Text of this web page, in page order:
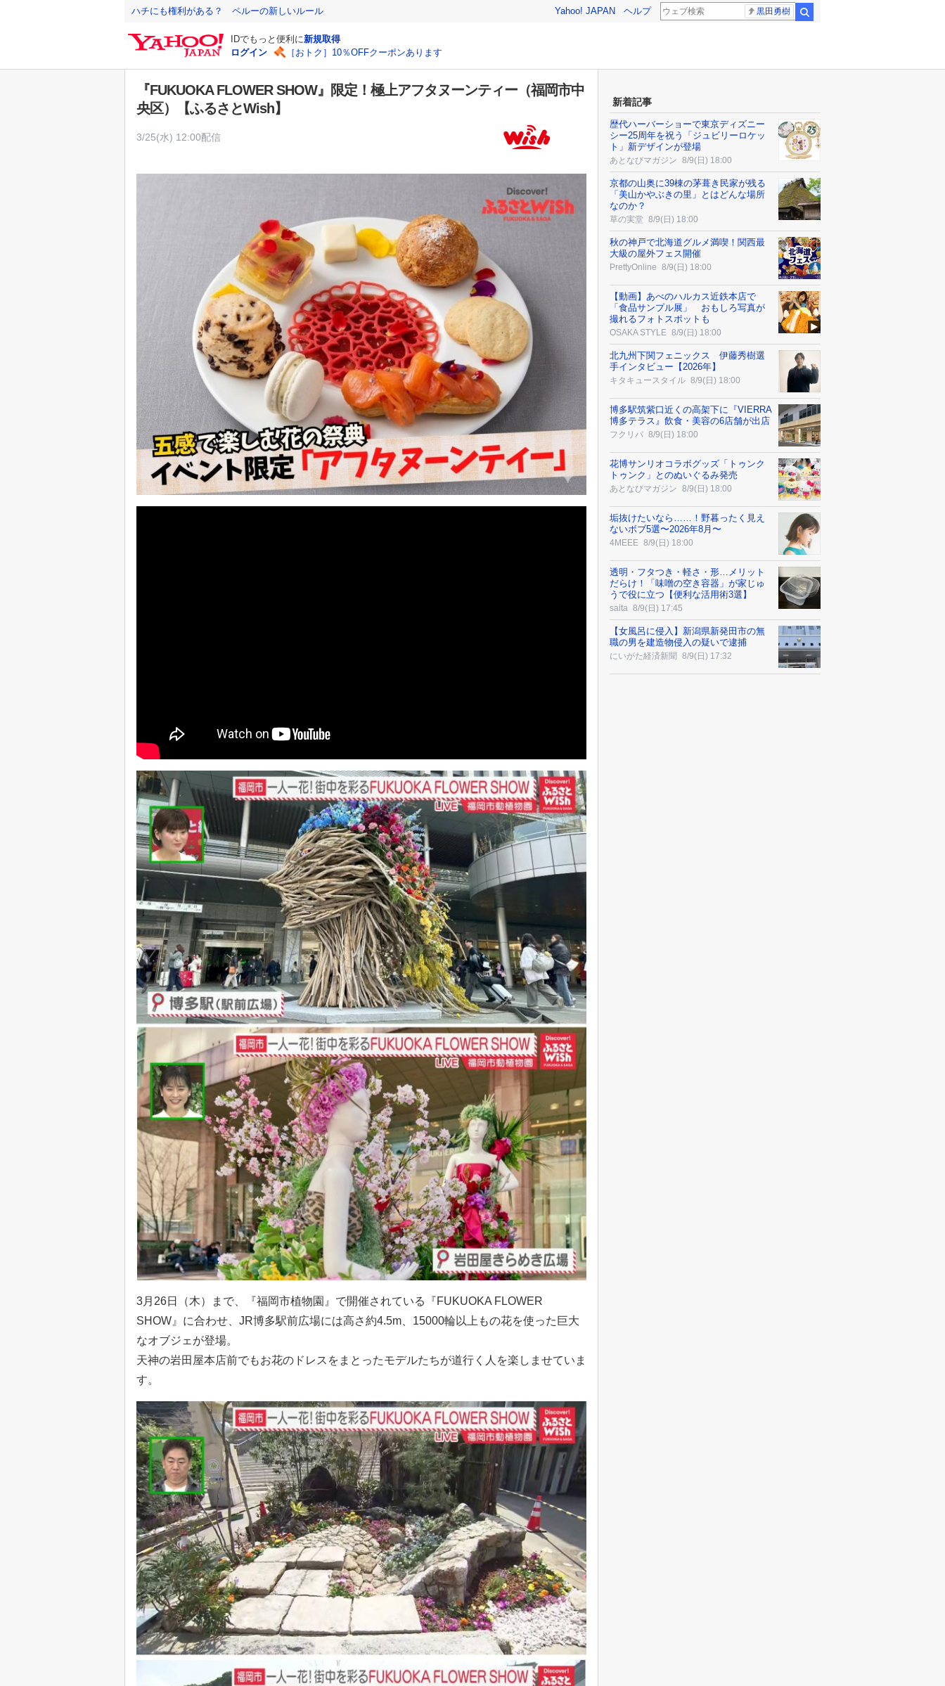
ハチにも権利がある？ ペルーの新しいルール Yahoo! JAPAN ヘルプ 黒田勇樹
IDでもっと便利に新規取得
ログイン
［おトク］10％OFFクーポンあります
『FUKUOKA FLOWER SHOW』限定！極上アフタヌーンティー（福岡市中
央区）【ふるさとWish】
3/25(水) 12:00配信
3月26日（木）まで、『福岡市植物園』で開催されている『FUKUOKA FLOWER
SHOW』に合わせ、JR博多駅前広場には高さ約4.5m、15000輪以上もの花を使った巨大
なオブジェが登場。
天神の岩田屋本店前でもお花のドレスをまとったモデルたちが道行く人を楽しませていま
す。
新着記事
歴代ハーバーショーで東京ディズニー
シー25周年を祝う「ジュビリーロケッ
ト」新デザインが登場
あとなびマガジン 8/9(日) 18:00
京都の山奥に39棟の茅葺き民家が残る
「美山かやぶきの里」とはどんな場所
なのか？
草の実堂 8/9(日) 18:00
秋の神戸で北海道グルメ満喫！関西最
大級の屋外フェス開催
PrettyOnline 8/9(日) 18:00
【動画】あべのハルカス近鉄本店で
「食品サンプル展」 おもしろ写真が
撮れるフォトスポットも
OSAKA STYLE 8/9(日) 18:00
北九州下関フェニックス 伊藤秀樹選
手インタビュー【2026年】
キタキュースタイル 8/9(日) 18:00
博多駅筑紫口近くの高架下に『VIERRA
博多テラス』飲食・美容の6店舗が出店
フクリパ 8/9(日) 18:00
花博サンリオコラボグッズ「トゥンク
トゥンク」とのぬいぐるみ発売
あとなびマガジン 8/9(日) 18:00
垢抜けたいなら……！野暮ったく見え
ないボブ5選〜2026年8月〜
4MEEE 8/9(日) 18:00
透明・フタつき・軽さ・形…メリット
だらけ！「味噌の空き容器」が家じゅ
うで役に立つ【便利な活用術3選】
saita 8/9(日) 17:45
【女風呂に侵入】新潟県新発田市の無
職の男を建造物侵入の疑いで逮捕
にいがた経済新聞 8/9(日) 17:32